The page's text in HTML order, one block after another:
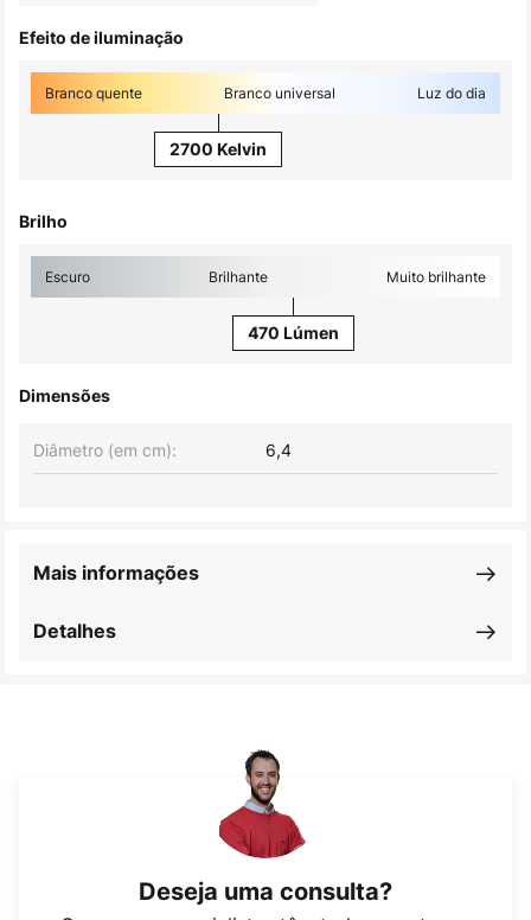
Efeito de iluminação
Branco quente Branco universal Luz do dia
2700 Kelvin
Brilho
Escuro Brilhante Muito brilhante
470 Lúmen
Dimensões
Diâmetro (em cm): 6,4
Detalhes
Mais informações
Deseja uma consulta?